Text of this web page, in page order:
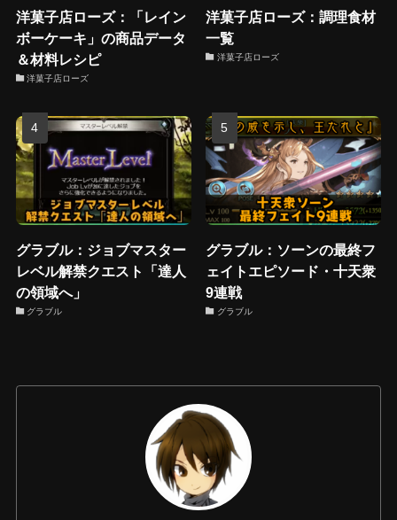
洋菓子店ローズ：「レイン
ボーケーキ」の商品データ
＆材料レシピ
洋菓子店ローズ
洋菓子店ローズ：調理食材
一覧
洋菓子店ローズ
グラブル：ジョブマスター
レベル解禁クエスト「達人
の領域へ」
グラブル
グラブル：ソーンの最終フ
ェイトエピソード・十天衆
9連戦
グラブル